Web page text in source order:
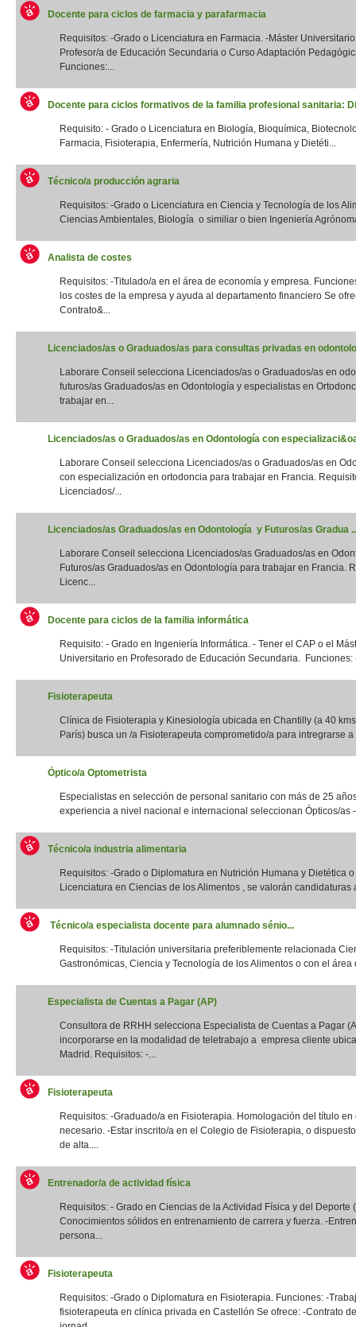
Docente para ciclos de farmacia y parafarmacia
Requisitos: -Grado o Licenciatura en Farmacia. -Máster
Profesor/a de Educación Secundaria o Curso Adaptación
Funciones:...
Docente para ciclos formativos de la familia profesional sanitaria:
Requisito: - Grado o Licenciatura en Biología, Bioquímica,
Farmacia, Fisioterapia, Enfermería, Nutrición Humana y Dietéti...
Técnico/a producción agraria
Requisitos: -Grado o Licenciatura en Ciencia y Tecnología de los
Ciencias Ambientales, Biología o similiar o bien Ingeniería
Analista de costes
Requisitos: -Titulado/a en el área de economía y empresa.
los costes de la empresa y ayuda al departamento financiero Se
Contrato&...
Licenciados/as o Graduados/as para consultas privadas en
Laborare Conseil selecciona Licenciados/as o Graduados/as en
futuros/as Graduados/as en Odontología y especialistas en
trabajar en...
Licenciados/as o Graduados/as en Odontología con
Laborare Conseil selecciona Licenciados/as o Graduados/as en
con especialización en ortodoncia para trabajar en Francia.
Licenciados/...
Licenciados/as Graduados/as en Odontología y Futuros/as Gradua
Laborare Conseil selecciona Licenciados/as Graduados/as en
Futuros/as Graduados/as en Odontología para trabajar en Francia.
Licenc...
Docente para ciclos de la familia informática
Requisito: - Grado en Ingeniería Informática. - Tener el CAP o el
Universitario en Profesorado de Educación Secundaria. Funciones:
Fisioterapeuta
Clínica de Fisioterapia y Kinesiología ubicada en Chantilly (a 40
París) busca un /a Fisioterapeuta comprometido/a para intregrarse a
Óptico/a Optometrista
Especialistas en selección de personal sanitario con más de 25
experiencia a nivel nacional e internacional seleccionan Ópticos/as
Técnico/a industria alimentaria
Requisitos: -Grado o Diplomatura en Nutrición Humana y Dietética
Licenciatura en Ciencias de los Alimentos , se valorán candidaturas
Técnico/a especialista docente para alumnado sénio...
Requisitos: -Titulación universitaria preferiblemente relacionada
Gastronómicas, Ciencia y Tecnología de los Alimentos o con el área
Especialista de Cuentas a Pagar (AP)
Consultora de RRHH selecciona Especialista de Cuentas a Pagar
incorporarse en la modalidad de teletrabajo a empresa cliente
Madrid. Requisitos: -...
Fisioterapeuta
Requisitos: -Graduado/a en Fisioterapia. Homologación del título en
necesario. -Estar inscrito/a en el Colegio de Fisioterapia, o
de alta....
Entrenador/a de actividad física
Requisitos: - Grado en Ciencias de la Actividad Física y del Deporte
Conocimientos sólidos en entrenamiento de carrera y fuerza. -
persona...
Fisioterapeuta
Requisitos: -Grado o Diplomatura en Fisioterapia. Funciones: -
fisioterapeuta en clínica privada en Castellón Se ofrece: -Contrato